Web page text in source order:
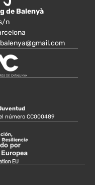
de Balenyà
n
número CC000489